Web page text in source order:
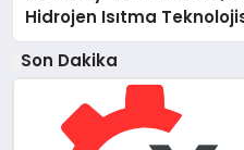
Hidrojen Isıtma
Düzenleyici Onaylarını
Son Dakika